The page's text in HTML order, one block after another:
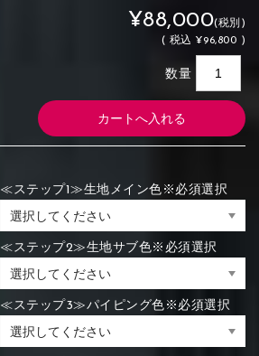
¥88,000(税別)
( 税込 ¥96,800 )
数量
≪ステップ1≫生地メイン色※必須選択
≪ステップ2≫生地サブ色※必須選択
≪ステップ3≫パイピング色※必須選択